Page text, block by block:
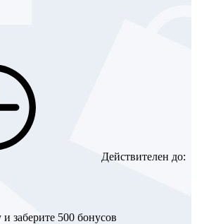
Действителен до:
заберите 500 бонусов